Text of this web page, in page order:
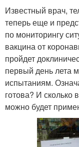
Известный врач,
теперь еще и
по мониторингу
вакцина от
пройдет
первый день лета
испытаниям.
готова? И сколько
можно будет